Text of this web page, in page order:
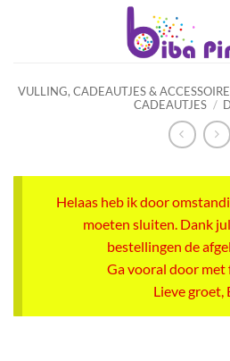
VULLING, CADEAUTJES &
CADEAUTJES /
Helaas heb ik door
moeten sluiten. Dank
bestellingen de
Ga vooral door met
Lieve groet,